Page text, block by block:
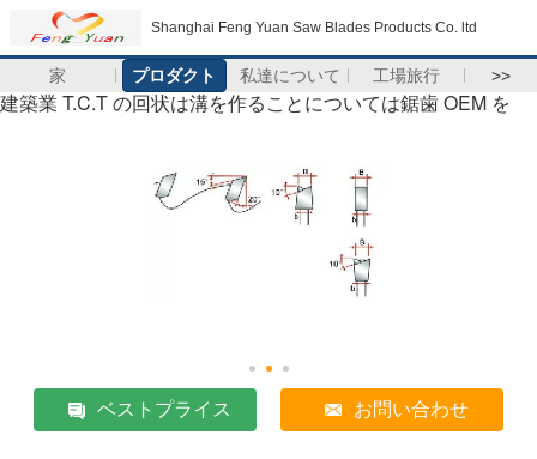
Shanghai Feng Yuan Saw Blades Products Co. ltd
家 プロダクト 私達について 工場旅行 >>
建築業 T.C.T の回状は溝を作ることについては鋸歯 OEM を
ベストプライス お問い合わせ